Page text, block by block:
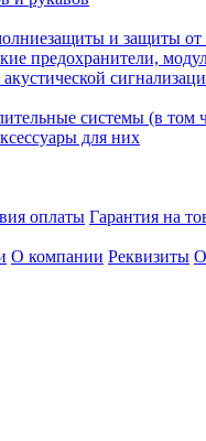
и защиты
предохранители,
системы (в том
для них
оплаты Гарантия на
О компании Реквизиты